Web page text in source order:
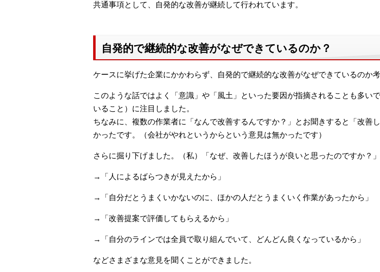
共通事項として、自発的な改善が継続して行われています。
自発的で継続的な改善がなぜできているのか？
ケースに挙げた企業にかかわらず、自発的で継続的な改善がなぜできているのか考
このような話ではよく「意識」や「風土」といった要因が指摘されることも多い
いること）に注目しました。
ちなみに、複数の作業者に「なんで改善するんですか？」とお聞きすると「改善
かったです。（会社がやれというからという意見は無かったです）
さらに掘り下げました。（私）「なぜ、改善したほうが良いと思ったのですか？」
→「人によるばらつきが見えたから」
→「自分だとうまくいかないのに、ほかの人だとうまくいく作業があったから」
→「改善提案で評価してもらえるから」
→「自分のラインでは全員で取り組んでいて、どんどん良くなっているから」
などさまざまな意見を聞くことができました。